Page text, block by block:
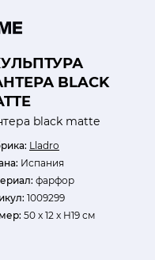
BLACK
black matte
Lladro
Испания
фарфор
1009299
50 x 12 x H19 см